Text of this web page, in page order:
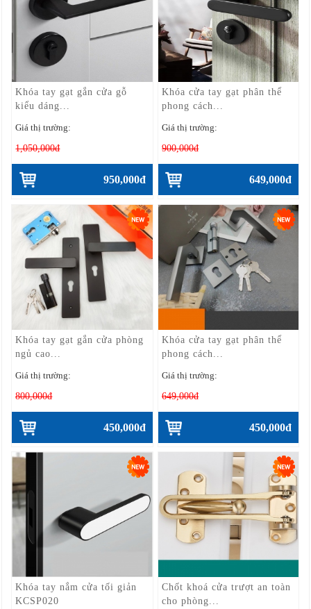
Khóa tay gạt gắn cửa gỗ
kiểu dáng...
Giá thị trường:
1,050,000đ
950,000đ
Khóa cửa tay gạt phân thể
phong cách...
Giá thị trường:
900,000đ
649,000đ
Khóa tay gạt gắn cửa phòng
ngủ cao...
Giá thị trường:
800,000đ
450,000đ
Khóa cửa tay gạt phân thể
phong cách...
Giá thị trường:
649,000đ
450,000đ
Khóa tay nắm cửa tối giản
KCSP020
Chốt khoá cửa trượt an toàn
cho phòng...